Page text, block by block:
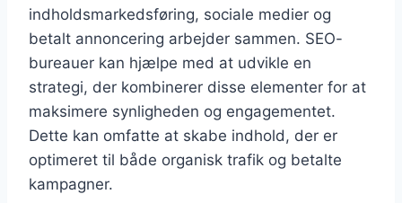
indholdsmarkedsføring, sociale medier og
betalt annoncering arbejder sammen. SEO-
bureauer kan hjælpe med at udvikle en
strategi, der kombinerer disse elementer for at
maksimere synligheden og engagementet.
Dette kan omfatte at skabe indhold, der er
optimeret til både organisk trafik og betalte
kampagner.